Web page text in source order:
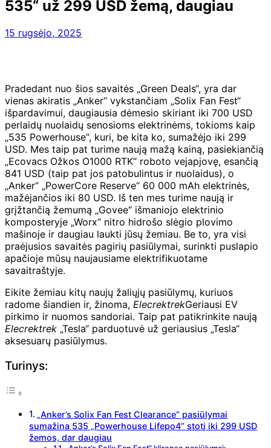
535“ už 299 USD žemą, daugiau
15 rugsėjo, 2025
Pradedant nuo šios savaitės „Green Deals“, yra dar
vienas akiratis „Anker“ vykstančiam „Solix Fan Fest“
išpardavimui, daugiausia dėmesio skiriant iki 700 USD
perlaidų nuolaidų senosioms elektrinėms, tokioms kaip
„535 Powerhouse“, kuri, be kita ko, sumažėjo iki 299
USD. Mes taip pat turime naują mažą kainą, pasiekiančią
„Ecovacs Ožkos O1000 RTK“ roboto vejapjovę, esančią
841 USD (taip pat jos patobulintus ir nuolaidus), o
„Anker“ „PowerCore Reserve“ 60 000 mAh elektrinės,
mažėjančios iki 80 USD. Iš ten mes turime naują ir
grįžtančią žemumą „Govee“ išmaniojo elektrinio
komposteryje „Worx“ nitro hidrošo slėgio plovimo
mašinoje ir daugiau laukti jūsų žemiau. Be to, yra visi
praėjusios savaitės pagirių pasiūlymai, surinkti puslapio
apačioje mūsų naujausiame elektrifikuotame
savaitraštyje.
Eikite žemiau kitų naujų žaliųjų pasiūlymų, kuriuos
radome šiandien ir, žinoma, ElecrektrekGeriausi EV
pirkimo ir nuomos sandoriai. Taip pat patikrinkite naują
Elecrektrek „Tesla“ parduotuvė už geriausius „Tesla“
aksesuarų pasiūlymus.
Turinys:
„Anker’s Solix Fan Fest Clearance“ pasiūlymai
sumažina 535 „Powerhouse Lifepo4“ stotį iki 299 USD
žemos, dar daugiau